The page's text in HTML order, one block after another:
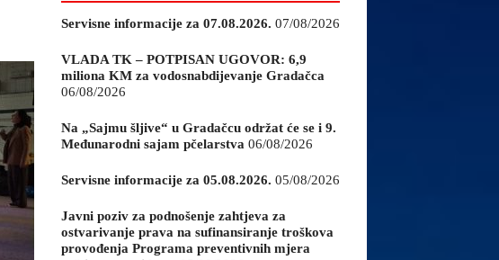
Servisne informacije za 07.08.2026. 07/08/2026
VLADA TK – POTPISAN UGOVOR: 6,9
miliona KM za vodosnabdijevanje Gradačca
06/08/2026
Na „Sajmu šljive“ u Gradačcu održat će se i 9.
Međunarodni sajam pčelarstva 06/08/2026
Servisne informacije za 05.08.2026. 05/08/2026
Javni poziv za podnošenje zahtjeva za
ostvarivanje prava na sufinansiranje troškova
provođenja Programa preventivnih mjera